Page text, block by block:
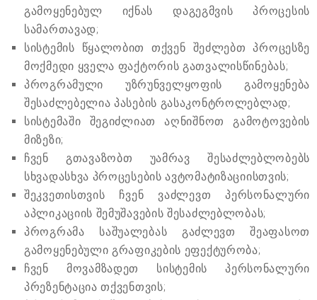
გამოყენებულ იქნას დაგეგმვის პროცესის
სამართავად;
სისტემის წყალობით თქვენ შეძლებთ პროცესზე
მოქმედი ყველა ფაქტორის გათვალისწინებას;
პროგრამული უზრუნველყოფის გამოყენება
შესაძლებელია პასების გასაკონტროლებლად;
სისტემაში შეგიძლიათ აღნიშნოთ გამოტოვების
მიზეზი;
ჩვენ გთავაზობთ უამრავ შესაძლებლობებს
სხვადასხვა პროცესების ავტომატიზაციისთვის;
შეკვეთისთვის ჩვენ ვაძლევთ პერსონალური
აპლიკაციის შემუშავების შესაძლებლობას;
პროგრამა საშუალებას გაძლევთ შეაფასოთ
გამოყენებული გრაფიკების ეფექტურობა;
ჩვენ მოვამზადეთ სისტემის პერსონალური
პრეზენტაცია თქვენთვის;